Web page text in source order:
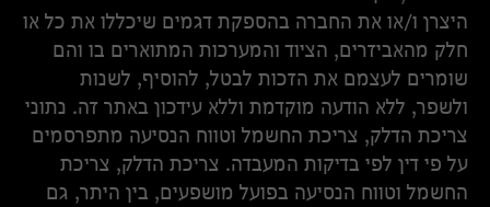
היצרן ו/או את החברה בהספקת דגמים שיכללו את כל או
חלק מהאביזרים, הציוד והמערכות המתוארים בו והם
שומרים לעצמם את הזכות לבטל, להוסיף, לשנות
ולשפר, ללא הודעה מוקדמת וללא עידכון באתר זה. נתוני
צריכת הדלק, צריכת החשמל וטווח הנסיעה מתפרסמים
על פי דין לפי בדיקות המעבדה. צריכת הדלק, צריכת
החשמל וטווח הנסיעה בפועל מושפעים, בין היתר, גם